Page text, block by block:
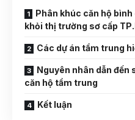
Phân khúc căn hộ
khỏi thị trường sơ cấp
Các dự án tầm trung
Nguyên nhân dẫn đến
căn hộ tầm trung
Kết luận